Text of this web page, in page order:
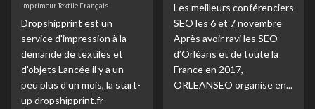
Imprimeur Textile Français
Dropshipprint est un
service d'impression à la
demande de textiles et
d'objets Lancée il y a un
peu plus d'un mois, la start-
up dropshipprint.fr
Les meilleurs conférenciers
SEO les 6 et 7 novembre
Après avoir ravi les SEO
d’Orléans et de toute la
France en 2017,
ORLEANSEO organise en...